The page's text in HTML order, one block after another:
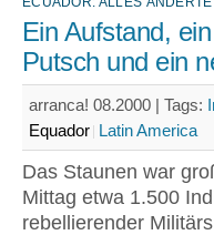
Ein Aufstand,
Putsch und ein
arranca! 08.2000 | Tags:
Equador Latin America
Das Staunen war
Mittag etwa 1.500
rebellierender